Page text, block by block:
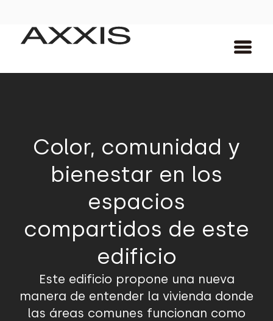
Color, comunidad y
bienestar en los
espacios
compartidos de este
edificio
Este edificio propone una nueva
manera de entender la vivienda donde
las áreas comunes funcionan como